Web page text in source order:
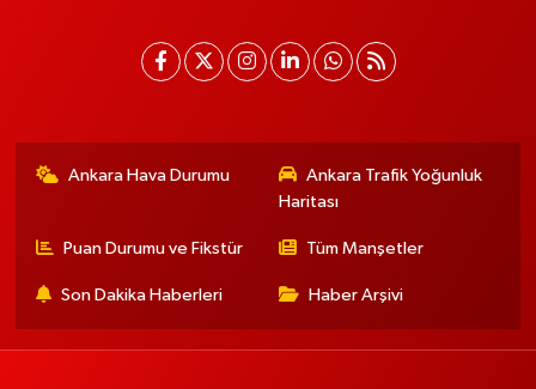
Ankara Hava Durumu
Ankara Trafik Yoğunluk
Haritası
Puan Durumu ve Fikstür Tüm Manşetler
Son Dakika Haberleri Haber Arşivi